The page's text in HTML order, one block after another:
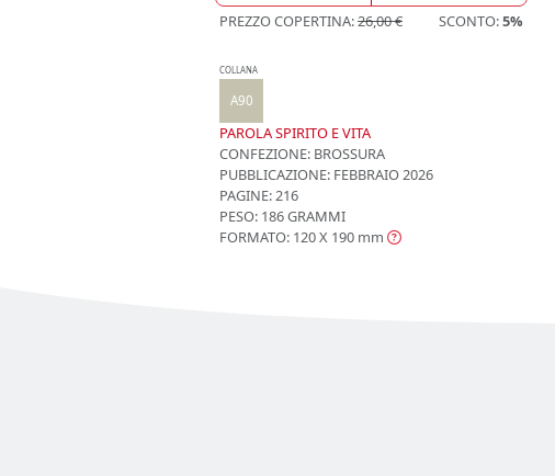
PREZZO COPERTINA:26,00 € SCONTO:5%
COLLANA
A90
PAROLA SPIRITO E VITA
CONFEZIONE: BROSSURA
PUBBLICAZIONE: FEBBRAIO 2026
PAGINE: 216
PESO: 186 GRAMMI
FORMATO: 120 X 190 mm